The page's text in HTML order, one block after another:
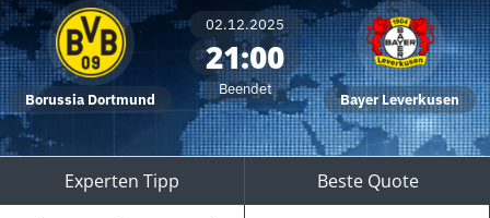
Borussia Dortmund
02.12.2025
21:00
Beendet
Bayer Leverkusen
Experten Tipp Beste Quote